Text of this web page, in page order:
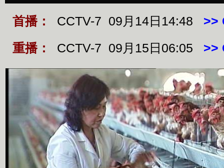
首播： CCTV-7 09月14日14:48 >>
重播：
CCTV-7 09月15日06:05 >>